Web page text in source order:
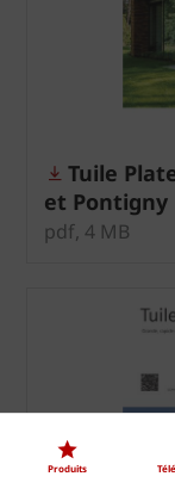
Tuile Plate
et Pontigny
pdf, 4 MB
Produits